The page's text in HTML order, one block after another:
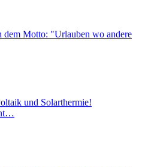
dem Motto: "Urlauben wo andere
und Solarthermie!